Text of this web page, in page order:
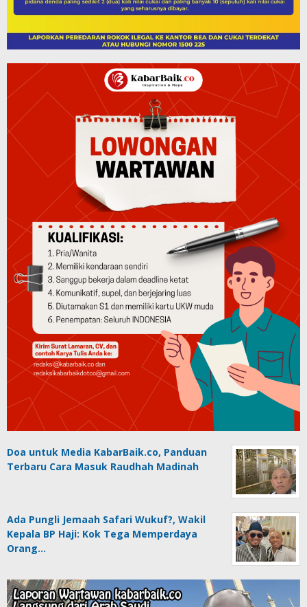
Doa untuk Media KabarBaik.co, Panduan
Terbaru Cara Masuk Raudhah Madinah
Ada Pungli Jemaah Safari Wukuf?, Wakil
Kepala BP Haji: Kok Tega Memperdaya
Orang…